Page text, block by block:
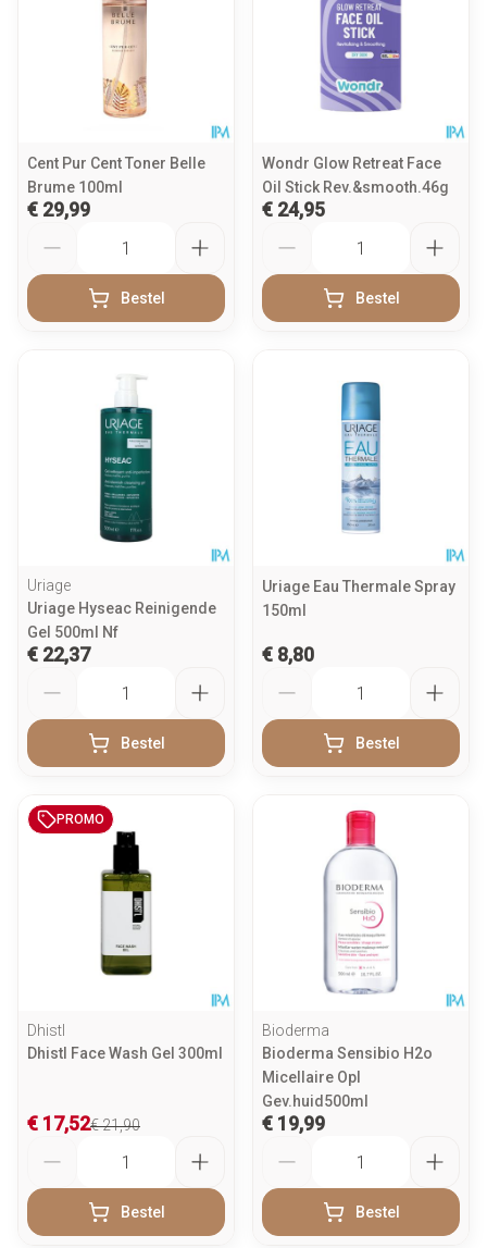
Cent Pur Cent Toner Belle
Brume 100ml
€ 29,99
Bestel
Wondr Glow Retreat Face
Oil Stick Rev.&smooth.46g
€ 24,95
Bestel
Uriage
Uriage Hyseac Reinigende
Gel 500ml Nf
€ 22,37
Bestel
Uriage Eau Thermale Spray
150ml
€ 8,80
Bestel
PROMO
Dhistl
Dhistl Face Wash Gel 300ml
€ 21,90
€ 17,52
Bestel
Bioderma
Bioderma Sensibio H2o
Micellaire Opl
Gev.huid500ml
€ 19,99
Bestel